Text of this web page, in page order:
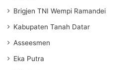
Brigjen TNI Wempi Ramandei
Kabupaten Tanah Datar
Asseesmen
Eka Putra